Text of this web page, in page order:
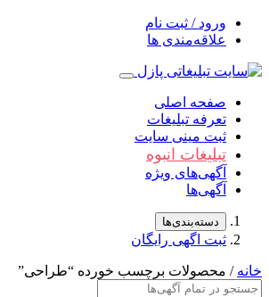
ورود / ثبت نام
علاقه‌مندی ها
صفحه اصلی
تعرفه تبلیغات
ثبت مینی سایت
تبلیغات انبوه
آگهی‌های ویژه
آگهی‌ها
دسته‌بندی‌ها
ثبت اگهی رایگان
خانه / محصولات برچسب خورده “طراحی”